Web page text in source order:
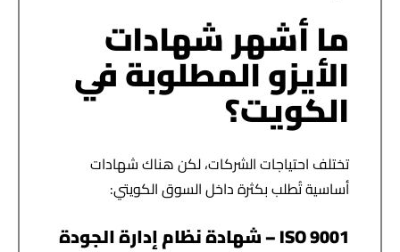
ما أشهر شهادات
الأيزو المطلوبة في
الكويت؟
تختلف احتياجات الشركات، لكن هناك شهادات
أساسية تُطلب بكثرة داخل السوق الكويتي:
ISO 9001 – شهادة نظام إدارة الجودة